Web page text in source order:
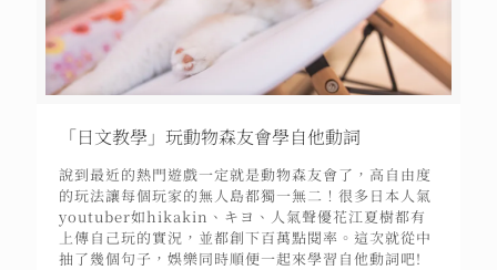
「日文教學」玩動物森友會學自他動詞
說到最近的熱門遊戲一定就是動物森友會了，高自由度
的玩法讓每個玩家的無人島都獨一無二！很多日本人氣
youtuber如hikakin、キヨ、人氣聲優花江夏樹都有
上傳自己玩的實況，並都創下百萬點閱率。這次就從中
抽了幾個句子，娛樂同時順便一起來學習自他動詞吧!